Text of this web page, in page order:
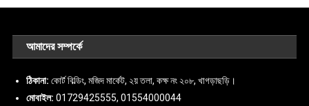
আমাদের সম্পর্কে
ঠিকানা: কোর্ট বিল্ডিং, মজিদ মার্কেট, ২য় তলা, কক্ষ নং ২০৮, খাগড়াছড়ি।
মোবাইল: 01729425555, 01554000044